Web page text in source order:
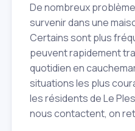
De nombreux
survenir dans une
Certains sont plus
peuvent rapidement
quotidien en
situations les plus
les résidents de Le
nous contactent, on